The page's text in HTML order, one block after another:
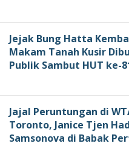
Jejak Bung Hatta
Makam Tanah Kusir
Publik Sambut HUT ke-
Jajal Peruntungan di
Toronto, Janice Tjen
Samsonova di Babak